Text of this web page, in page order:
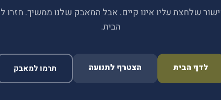
שלחצת עליו אינו קיים. אבל המאבק שלנו ממשיך. חזרו
הבית.
לדף הבית הצטרף לתנועה תרמו למאבק